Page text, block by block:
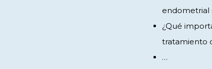
endometrial
¿Qué
tratamiento
…